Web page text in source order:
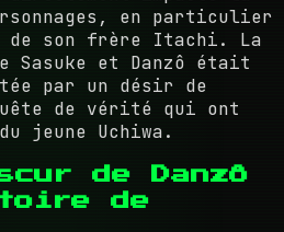
en particulier
de son frère Itachi. La
Sasuke et Danzô était
par un désir de
de vérité qui ont
jeune Uchiwa.
de Danzô
de